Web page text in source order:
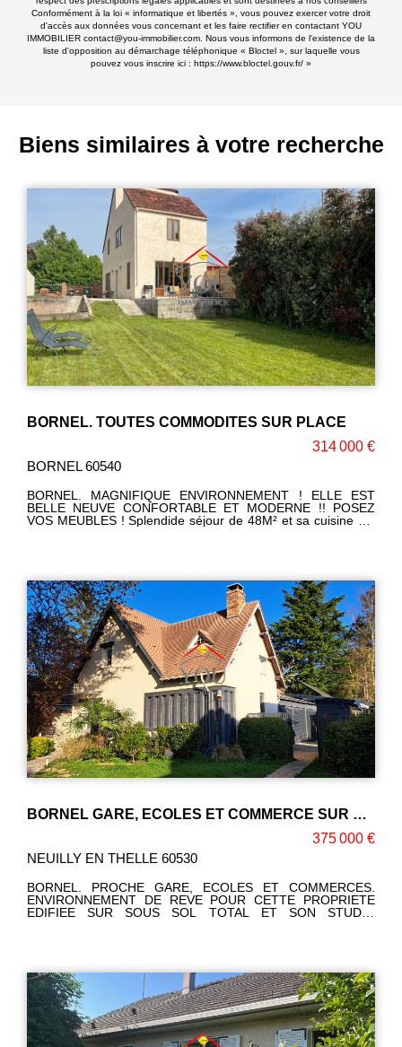
Conformément à la loi « informatique et libertés », vous pouvez exercer votre droit
d'accès aux données vous concernant et les faire rectifier en contactant YOU
IMMOBILIER contact@you-immobilier.com. Nous vous informons de l'existence de la
liste d'opposition au démarchage téléphonique « Bloctel », sur laquelle vous
pouvez vous inscrire ici : https://www.bloctel.gouv.fr/ »
Biens similaires à votre recherche
BORNEL. TOUTES COMMODITES SUR PLACE
314 000 €
BORNEL 60540
BORNEL. MAGNIFIQUE ENVIRONNEMENT ! ELLE EST
BELLE NEUVE CONFORTABLE ET MODERNE !! POSEZ
VOS MEUBLES ! Splendide séjour de 48M² et sa cuisine US
RSAC: 980775340 Téléphone: 06 47 93 23 64
BORNEL GARE, ECOLES ET COMMERCE SUR PLACE
375 000 €
NEUILLY EN THELLE 60530
BORNEL. PROCHE GARE, ECOLES ET COMMERCES.
ENVIRONNEMENT DE REVE POUR CETTE PROPRIETE
EDIFIEE SUR SOUS SOL TOTAL ET SON STUDIO
SUITE PARENTALE A L'ETAGE AVEC SALLE D'EAU +
DRESSING, 2 WC, SALLE D'EAU, BUREAU. TERRAIN
JOLIMENT AMENAGE DE 1700 M². GARAGE, ABRI
VEHICULES ET CUISINE D'ETE. PRESTATIONS DE
QUALITE. Corinne LEFEVRE (EI) RSAC: 980775340
Téléphone: 06 47 93 23 64